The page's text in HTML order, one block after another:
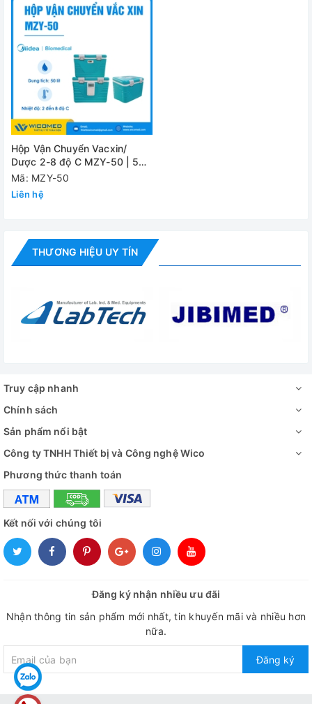
Hộp Vận Chuyển Vacxin/
Dược 2-8 độ C MZY-50 | 50
Lít
Mã: MZY-50
Liên hệ
THƯƠNG HIỆU UY TÍN
Truy cập nhanh
Chính sách
Sản phẩm nổi bật
Công ty TNHH Thiết bị và Công nghệ Wico
Phương thức thanh toán
Kết nối với chúng tôi
Đăng ký nhận nhiều ưu đãi
Nhận thông tin sản phẩm mới nhất, tin khuyến mãi và nhiều hơn
nữa.
Đăng ký